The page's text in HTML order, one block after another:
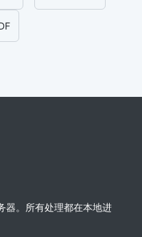
器。所有处理都在本地进